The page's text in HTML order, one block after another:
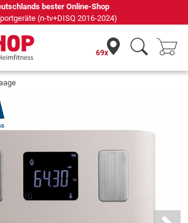
Jahren Ihr Experte für Heimfitness
69x